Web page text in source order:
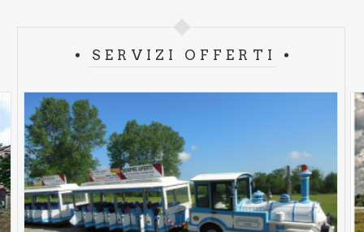
SERVIZI OFFERTI